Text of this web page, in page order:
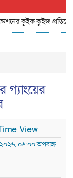
কুইক কুইজ
গ্যাংয়ের
View
০৬:০০ অপরাহ্ন